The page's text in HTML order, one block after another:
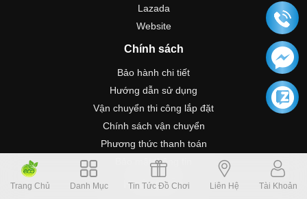
Lazada
Website
Chính sách
Bảo hành chi tiết
Hướng dẫn sử dụng
Vận chuyển thi công lắp đặt
Chính sách vận chuyển
Phương thức thanh toán
Bảo mật thông tin
Hướng dẫn
Trang Chủ Danh Mục Tin Tức Đồ Chơi Liên Hệ Tài Khoản